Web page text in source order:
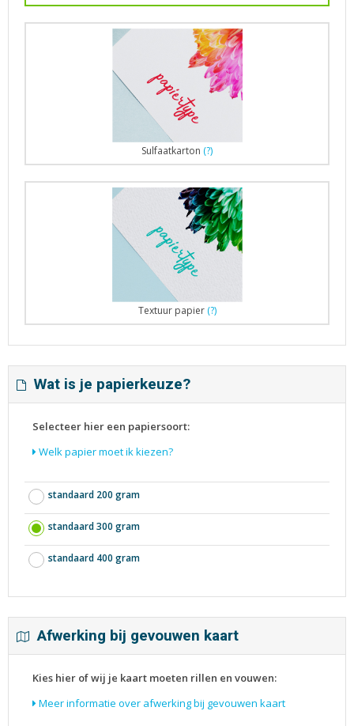
Sulfaatkarton (?)
Textuur papier (?)
Wat is je papierkeuze?
Selecteer hier een papiersoort:
Welk papier moet ik kiezen?
standaard 200 gram
standaard 300 gram
standaard 400 gram
Afwerking bij gevouwen kaart
Kies hier of wij je kaart moeten rillen en vouwen:
Meer informatie over afwerking bij gevouwen kaart